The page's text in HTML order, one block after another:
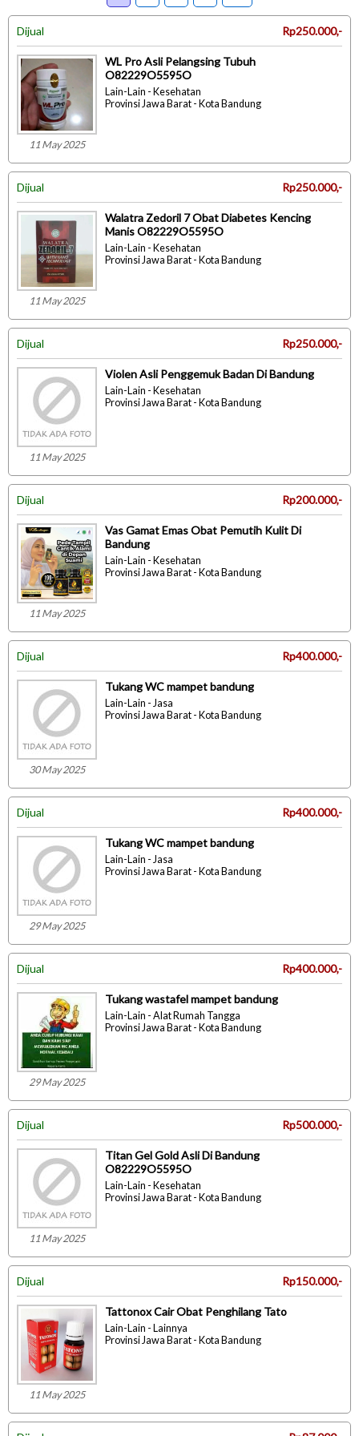
Dijual Rp250.000,-
11 May 2025
WL Pro Asli Pelangsing Tubuh
O82229O5595O
Lain-Lain - Kesehatan
Provinsi Jawa Barat - Kota Bandung
Dijual Rp250.000,-
11 May 2025
Walatra Zedoril 7 Obat Diabetes Kencing
Manis O82229O5595O
Lain-Lain - Kesehatan
Provinsi Jawa Barat - Kota Bandung
Dijual Rp250.000,-
11 May 2025
Violen Asli Penggemuk Badan Di Bandung
Lain-Lain - Kesehatan
Provinsi Jawa Barat - Kota Bandung
Dijual Rp200.000,-
11 May 2025
Vas Gamat Emas Obat Pemutih Kulit Di
Bandung
Lain-Lain - Kesehatan
Provinsi Jawa Barat - Kota Bandung
Dijual Rp400.000,-
30 May 2025
Tukang WC mampet bandung
Lain-Lain - Jasa
Provinsi Jawa Barat - Kota Bandung
Dijual Rp400.000,-
29 May 2025
Tukang WC mampet bandung
Lain-Lain - Jasa
Provinsi Jawa Barat - Kota Bandung
Dijual Rp400.000,-
29 May 2025
Tukang wastafel mampet bandung
Lain-Lain - Alat Rumah Tangga
Provinsi Jawa Barat - Kota Bandung
Dijual Rp500.000,-
11 May 2025
Titan Gel Gold Asli Di Bandung
O82229O5595O
Lain-Lain - Kesehatan
Provinsi Jawa Barat - Kota Bandung
Dijual Rp150.000,-
11 May 2025
Tattonox Cair Obat Penghilang Tato
Lain-Lain - Lainnya
Provinsi Jawa Barat - Kota Bandung